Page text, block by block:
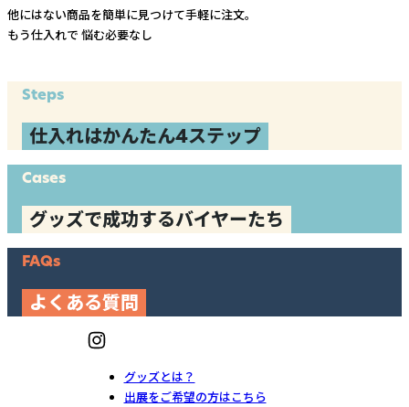
他にはない商品を簡単に見つけて手軽に注文。
もう仕入れで 悩む必要なし
Steps
仕入れはかんたん4ステップ
Cases
グッズで成功するバイヤーたち
FAQs
よくある質問
グッズとは？
出展をご希望の方はこちら